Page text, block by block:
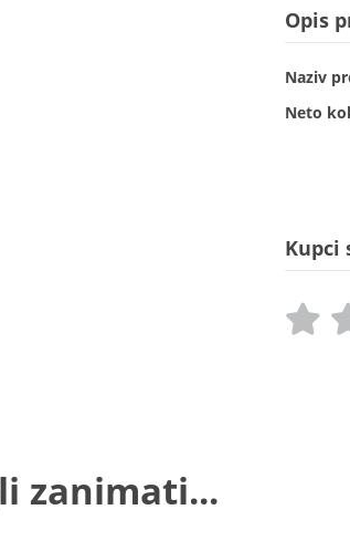
Opis
Naziv
Neto
Kupci
zanimati...